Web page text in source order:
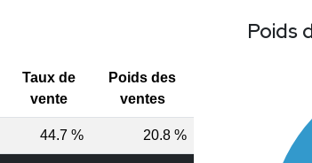
Taux de
vente
Poids des
ventes
44.7 % 20.8 %
Poids